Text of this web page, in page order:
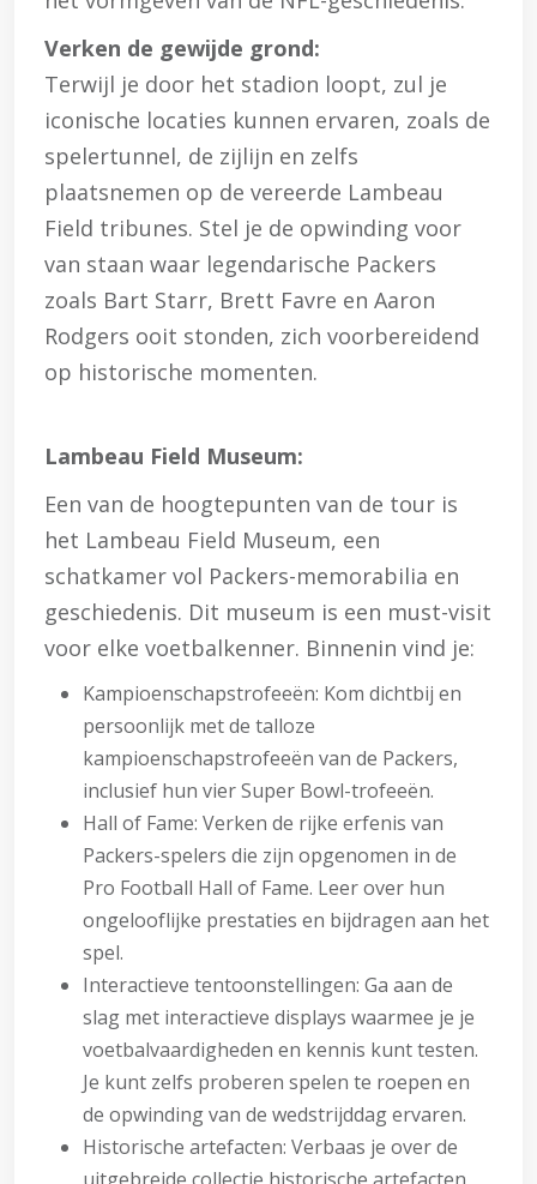
Verken de gewijde grond:
Terwijl je door het stadion loopt, zul je
iconische locaties kunnen ervaren, zoals de
spelertunnel, de zijlijn en zelfs
plaatsnemen op de vereerde Lambeau
Field tribunes. Stel je de opwinding voor
van staan waar legendarische Packers
zoals Bart Starr, Brett Favre en Aaron
Rodgers ooit stonden, zich voorbereidend
op historische momenten.
Lambeau Field Museum:
Een van de hoogtepunten van de tour is
het Lambeau Field Museum, een
schatkamer vol Packers-memorabilia en
geschiedenis. Dit museum is een must-visit
voor elke voetbalkenner. Binnenin vind je:
Kampioenschapstrofeeën: Kom dichtbij en
persoonlijk met de talloze
kampioenschapstrofeeën van de Packers,
inclusief hun vier Super Bowl-trofeeën.
Hall of Fame: Verken de rijke erfenis van
Packers-spelers die zijn opgenomen in de
Pro Football Hall of Fame. Leer over hun
ongelooflijke prestaties en bijdragen aan het
spel.
Interactieve tentoonstellingen: Ga aan de
slag met interactieve displays waarmee je je
voetbalvaardigheden en kennis kunt testen.
Je kunt zelfs proberen spelen te roepen en
de opwinding van de wedstrijddag ervaren.
Historische artefacten: Verbaas je over de